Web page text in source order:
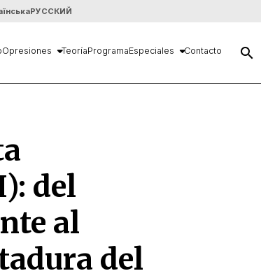
РУССКИЙ
Opresiones TeoríaProgramaEspeciales Contacto search
del
al
del